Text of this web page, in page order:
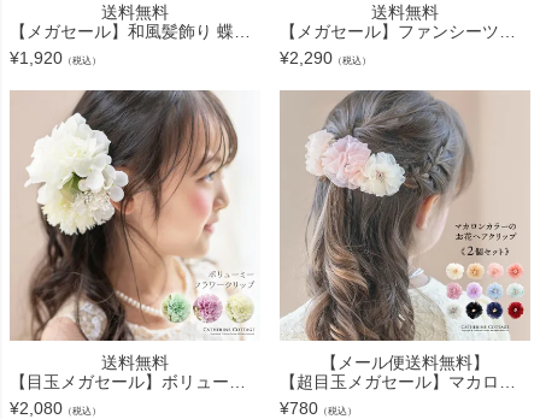
送料無料
【メガセール】和風髪飾り 蝶とお花のヘアクリップ アクセサリー ヘアアクセサリー 和装アクセサリー TAK
¥1,920 （税込）
送料無料
【メガセール】ファンシーツイードのリボン巾着 フォーマル 子供用 和装 洋装 七五三 パーティーバッグ ミニバッグ 巾着バッグ 小さめ 子ども キッズ ハンドバッグ 小物 白 TAK キャサリンコテージ
¥2,290 （税込）
送料無料
【目玉メガセール】ボリューミーフラワークリップ 髪飾り ヘアアクセサリー TAK
¥2,080 （税込）
【メール便送料無料】
【超目玉メガセール】マカロンカラーのお花ヘアクリップ 2個セット 女の子 髪飾り ヘアアクセサリー YUP4《メール便優先商品》
¥780 （税込）